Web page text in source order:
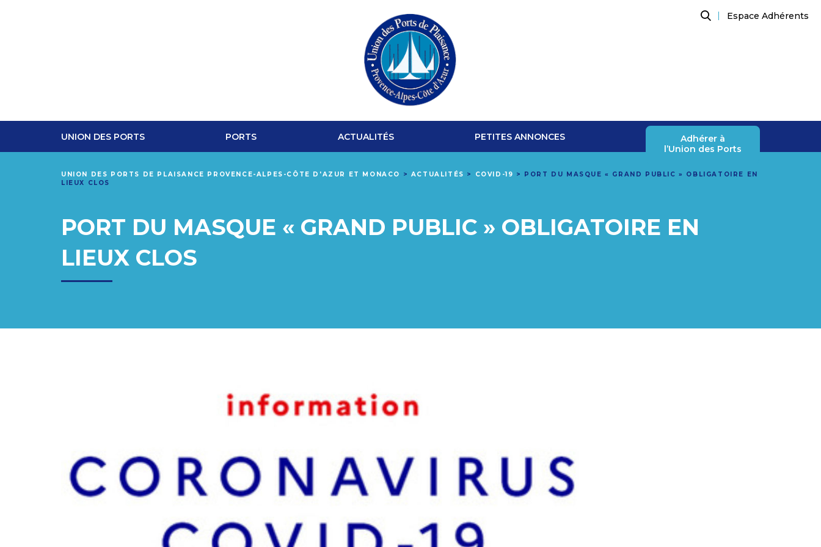
Espace Adhérents
UNION
PORTS
PLAISANCE
MONACO
UNION DES PORTS PORTS ACTUALITÉS PETITES ANNONCES
Adhérer à
l’Union des Ports
UNION DES PORTS DE PLAISANCE PROVENCE-ALPES-CÔTE D'AZUR ET MONACO > ACTUALITÉS > COVID-19 >
PORT DU MASQUE « GRAND PUBLIC » OBLIGATOIRE EN
LIEUX CLOS
PORT DU MASQUE « GRAND PUBLIC » OBLIGATOIRE EN
LIEUX CLOS